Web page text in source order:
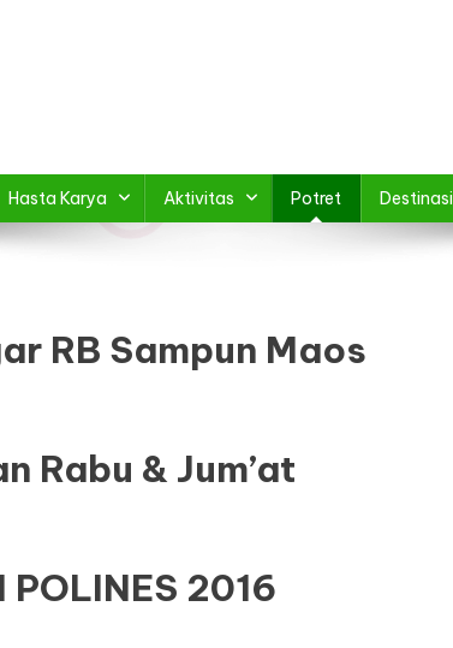
Hasta Karya Aktivitas Potret Destinasi
RB Sampun Maos
Rabu & Jum’at
POLINES 2016